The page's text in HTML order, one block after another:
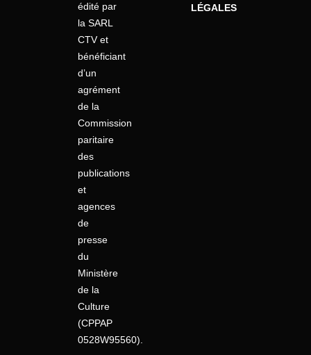
édité par
la SARL
CTV et
bénéficiant
d’un
agrément
de la
Commission
paritaire
des
publications
et
agences
de
presse
du
Ministère
de la
Culture
(CPPAP
0528W95560).
LÉGALES